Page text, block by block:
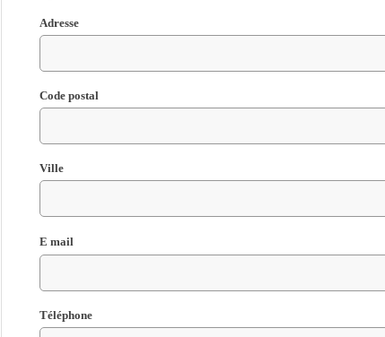
Adresse
Code postal
Ville
E mail
requis
Téléphone